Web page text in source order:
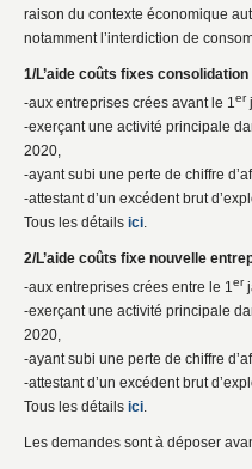
raison du contexte économique
notamment l’interdiction de
1/L’aide coûts fixes
-aux entreprises crées avant le 1er
-exerçant une activité principale
2020,
-ayant subi une perte de chiffre
-attestant d’un excédent brut
Tous les détails ici.
2/L’aide coûts fixe nouvelle
-aux entreprises crées entre le 1er
-exerçant une activité principale
2020,
-ayant subi une perte de chiffre
-attestant d’un excédent brut
Tous les détails ici.
Les demandes sont à déposer